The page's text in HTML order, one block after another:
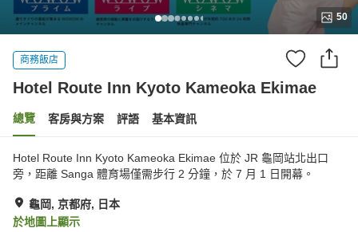
50
商務飯店
Hotel Route Inn Kyoto Kameoka Ekimae
總覽 客房與方案 評語 基本資訊
Hotel Route Inn Kyoto Kameoka Ekimae 位於 JR 龜岡站北出口
旁，距離 Sanga 體育場僅需步行 2 分鐘，於 7 月 1 日開幕。
龜岡, 京都府, 日本
於地圖上顯示